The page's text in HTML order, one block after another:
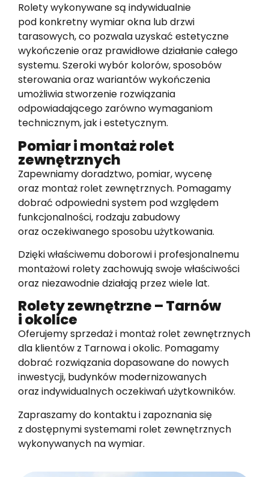
Rolety wykonywane są indywidualnie
pod konkretny wymiar okna lub drzwi
tarasowych, co pozwala uzyskać estetyczne
wykończenie oraz prawidłowe działanie całego
systemu. Szeroki wybór kolorów, sposobów
sterowania oraz wariantów wykończenia
umożliwia stworzenie rozwiązania
odpowiadającego zarówno wymaganiom
technicznym, jak i estetycznym.
Pomiar i montaż rolet
zewnętrznych
Zapewniamy doradztwo, pomiar, wycenę
oraz montaż rolet zewnętrznych. Pomagamy
dobrać odpowiedni system pod względem
funkcjonalności, rodzaju zabudowy
oraz oczekiwanego sposobu użytkowania.
Dzięki właściwemu doborowi i profesjonalnemu
montażowi rolety zachowują swoje właściwości
oraz niezawodnie działają przez wiele lat.
Rolety zewnętrzne – Tarnów
i okolice
Oferujemy sprzedaż i montaż rolet zewnętrznych
dla klientów z Tarnowa i okolic. Pomagamy
dobrać rozwiązania dopasowane do nowych
inwestycji, budynków modernizowanych
oraz indywidualnych oczekiwań użytkowników.
Zapraszamy do kontaktu i zapoznania się
z dostępnymi systemami rolet zewnętrznych
wykonywanych na wymiar.